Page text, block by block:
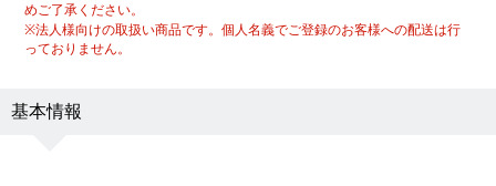
めご了承ください。
※法人様向けの取扱い商品です。個人名義でご登録のお客様への配送は行
っておりません。
基本情報